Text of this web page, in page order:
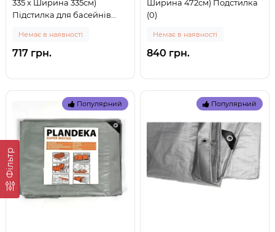
Фільтр
335 x Ширина 335см)
Підстилка для басейнів
Немає в наявності
717 грн.
Ширина 472см) Подстилка
(0)
Немає в наявності
840 грн.
Популярний Популярний